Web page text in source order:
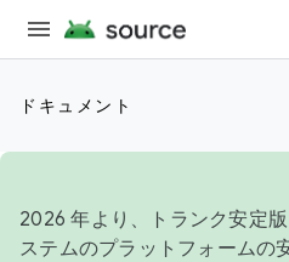
ドキュメント
2026 年より、トランク安定
ステムのプラットフォームの